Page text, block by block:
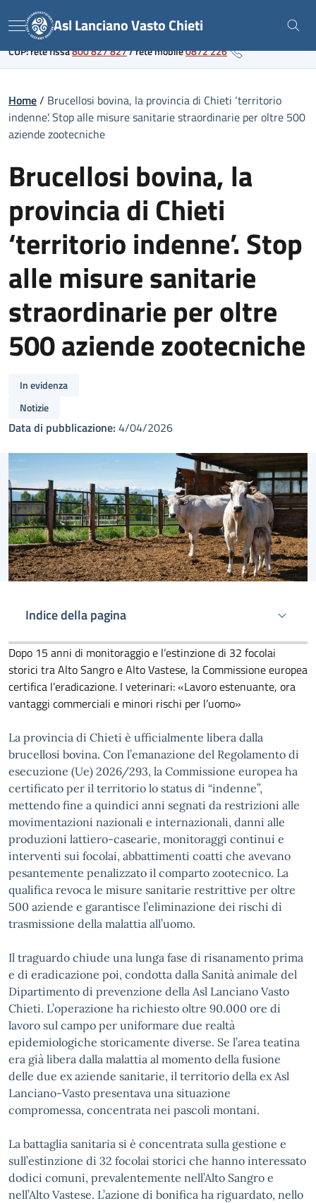
to
content
Link al portale sanitario regionale
Menu Asl Lanciano Vasto Chieti
CUP: rete fissa800 827 827/rete mobile0872 226
Home/ Brucellosi bovina, la provincia di Chieti ‘territorio
indenne’. Stop alle misure sanitarie straordinarie per oltre 500
aziende zootecniche
Brucellosi bovina, la
provincia di Chieti
‘territorio indenne’. Stop
alle misure sanitarie
straordinarie per oltre
500 aziende zootecniche
In evidenza
Notizie
Data di pubblicazione: 4/04/2026
Indice della pagina
Dopo 15 anni di monitoraggio e l’estinzione di 32 focolai
storici tra Alto Sangro e Alto Vastese, la Commissione europea
certifica l’eradicazione. I veterinari: «Lavoro estenuante, ora
vantaggi commerciali e minori rischi per l’uomo»
La provincia di Chieti è ufficialmente libera dalla
brucellosi bovina. Con l’emanazione del Regolamento di
esecuzione (Ue) 2026/293, la Commissione europea ha
certificato per il territorio lo status di “indenne”,
mettendo fine a quindici anni segnati da restrizioni alle
movimentazioni nazionali e internazionali, danni alle
produzioni lattiero-casearie, monitoraggi continui e
interventi sui focolai, abbattimenti coatti che avevano
pesantemente penalizzato il comparto zootecnico. La
qualifica revoca le misure sanitarie restrittive per oltre
500 aziende e garantisce l’eliminazione dei rischi di
trasmissione della malattia all’uomo.
Il traguardo chiude una lunga fase di risanamento prima
e di eradicazione poi, condotta dalla Sanità animale del
Dipartimento di prevenzione della Asl Lanciano Vasto
Chieti. L’operazione ha richiesto oltre 90.000 ore di
lavoro sul campo per uniformare due realtà
epidemiologiche storicamente diverse. Se l’area teatina
era già libera dalla malattia al momento della fusione
delle due ex aziende sanitarie, il territorio della ex Asl
Lanciano-Vasto presentava una situazione
compromessa, concentrata nei pascoli montani.
La battaglia sanitaria si è concentrata sulla gestione e
sull’estinzione di 32 focolai storici che hanno interessato
dodici comuni, prevalentemente nell’Alto Sangro e
nell’Alto Vastese. L’azione di bonifica ha riguardato, nello